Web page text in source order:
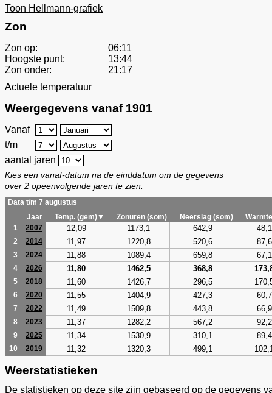
Toon Hellmann-grafiek
Zon
Zon op:
06:11
Hoogste punt:
13:44
Zon onder:
21:17
Actuele temperatuur
Weergegevens vanaf 1901
Vanaf
t/m
aantal jaren
Kies een vanaf-datum na de einddatum om de gegevens
over 2 opeenvolgende jaren te zien.
Data t/m 7 augustus
Jaar
Temp. (gem)▼ Zonuren (som) Neerslag (som)
1
2007 12,09 1173,1 642,9 48,1
2 2014 11,97 1220,8 520,6 87,6
3 2024 11,88 1089,4 659,8 67,1
4 2026 11,80 1462,5 368,8
5 2018 11,60 1426,7 296,5
6 2020 11,55 1404,9 427,3 60,7
7 2022 11,49 1509,8 443,8 66,9
8 2023 11,37 1282,2 567,2 92,2
9 2025 11,34 1530,9 310,1 89,4
10 2019 11,32 1320,3 499,1
Weerstatistieken
De statistieken op deze site zijn gebaseerd op de gegevens